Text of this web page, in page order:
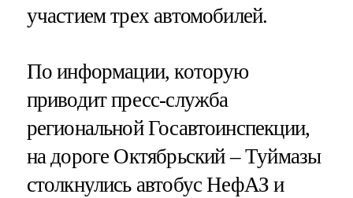
участием трех автомобилей.
По информации, которую
приводит пресс-служба
региональной Госавтоинспекции,
на дороге Октябрьский – Туймазы
столкнулись автобус НефАЗ и